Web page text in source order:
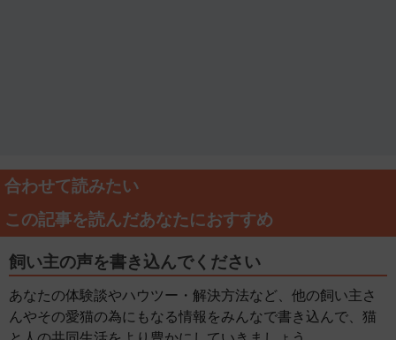
合わせて読みたい
この記事を読んだあなたにおすすめ
飼い主の声を書き込んでください
あなたの体験談やハウツー・解決方法など、他の飼い主さ
んやその愛猫の為にもなる情報をみんなで書き込んで、猫